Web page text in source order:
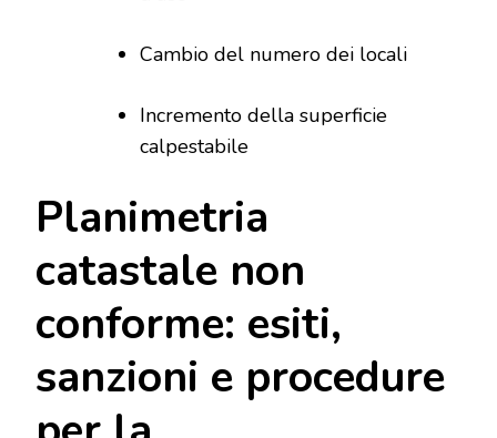
Cambio del numero dei locali
Incremento della superficie
calpestabile
Planimetria
catastale non
conforme: esiti,
sanzioni e procedure